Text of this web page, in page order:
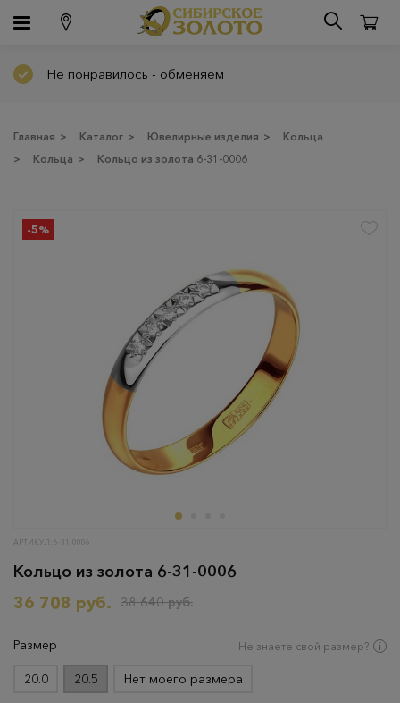
Не понравилось - обменяем
Главная > Каталог > Ювелирные изделия >
Кольца
>
Кольца > Кольцо из золота 6-31-0006
-5%
АРТИКУЛ: 6-31-0006
Кольцо из золота 6-31-0006
36 708 руб.
38 640 руб.
Размер Не знаете свой размер?
20.0 20.5 Нет моего размера